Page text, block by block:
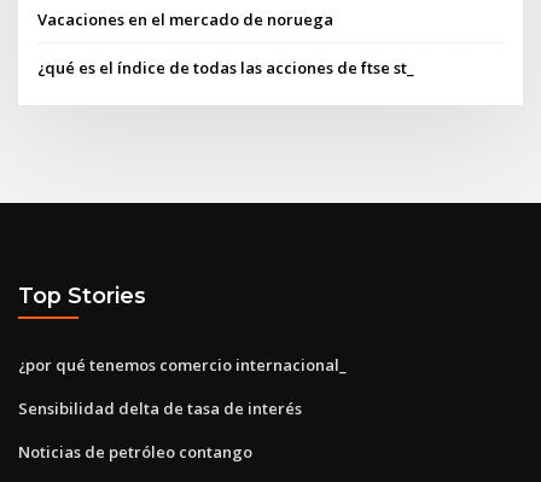
Vacaciones en el mercado de noruega
¿qué es el índice de todas las acciones de ftse st_
Top Stories
¿por qué tenemos comercio internacional_
Sensibilidad delta de tasa de interés
Noticias de petróleo contango